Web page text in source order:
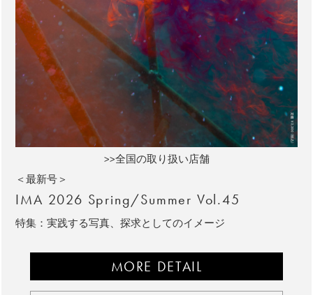
>>全国の取り扱い店舗
＜最新号＞
IMA 2026 Spring/Summer Vol.45
特集：実践する写真、探求としてのイメージ
MORE DETAIL